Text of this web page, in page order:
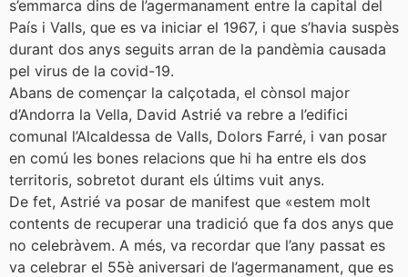
s’emmarca dins de l’agermanament entre la capital del
País i Valls, que es va iniciar el 1967, i que s’havia suspès
durant dos anys seguits arran de la pandèmia causada
pel virus de la covid-19.
Abans de començar la calçotada, el cònsol major
d’Andorra la Vella, David Astrié va rebre a l’edifici
comunal l’Alcaldessa de Valls, Dolors Farré, i van posar
en comú les bones relacions que hi ha entre els dos
territoris, sobretot durant els últims vuit anys.
De fet, Astrié va posar de manifest que «estem molt
contents de recuperar una tradició que fa dos anys que
no celebràvem. A més, va recordar que l’any passat es
va celebrar el 55è aniversari de l’agermanament, que es